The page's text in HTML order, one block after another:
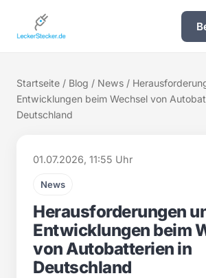
Startseite / Blog / News /
Entwicklungen beim Wechsel von
Deutschland
01.07.2026, 11:55 Uhr
News
Herausforderungen
Entwicklungen beim
von Autobatterien in
Deutschland